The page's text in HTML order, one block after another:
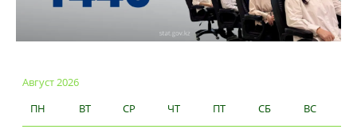
Август 2026
ПН
ВТ СР ЧТ ПТ СБ ВС